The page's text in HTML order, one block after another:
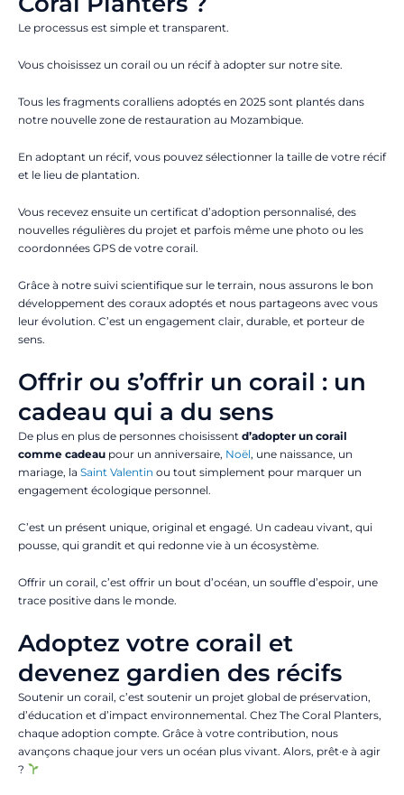
Le processus est simple et transparent.
Vous choisissez un corail ou un récif à adopter sur notre site.
Tous les fragments coralliens adoptés en 2025 sont plantés dans
notre nouvelle zone de restauration au Mozambique.
En adoptant un récif, vous pouvez sélectionner la taille de votre récif
et le lieu de plantation.
Vous recevez ensuite un certificat d’adoption personnalisé, des
nouvelles régulières du projet et parfois même une photo ou les
coordonnées GPS de votre corail.
Grâce à notre suivi scientifique sur le terrain, nous assurons le bon
développement des coraux adoptés et nous partageons avec vous
leur évolution. C’est un engagement clair, durable, et porteur de
sens.
Offrir ou s’offrir un corail : un
cadeau qui a du sens
De plus en plus de personnes choisissent d’adopter un corail
comme cadeau pour un anniversaire, Noël, une naissance, un
mariage, la Saint Valentin ou tout simplement pour marquer un
engagement écologique personnel.
C’est un présent unique, original et engagé. Un cadeau vivant, qui
pousse, qui grandit et qui redonne vie à un écosystème.
Offrir un corail, c’est offrir un bout d’océan, un souffle d’espoir, une
trace positive dans le monde.
Adoptez votre corail et
devenez gardien des récifs
Soutenir un corail, c’est soutenir un projet global de préservation,
d’éducation et d’impact environnemental. Chez The Coral Planters,
chaque adoption compte. Grâce à votre contribution, nous
avançons chaque jour vers un océan plus vivant. Alors, prêt·e à agir
?